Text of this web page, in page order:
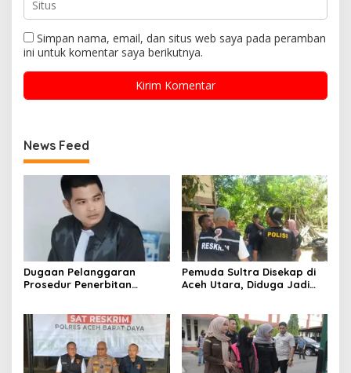
Simpan nama, email, dan situs web saya pada peramban
ini untuk komentar saya berikutnya.
News Feed
Dugaan Pelanggaran
Prosedur Penerbitan
Pertanggungjawaban
Camat Teunom dan Kepala
Desa
Pemuda Sultra Disekap di
Aceh Utara, Diduga Jadi